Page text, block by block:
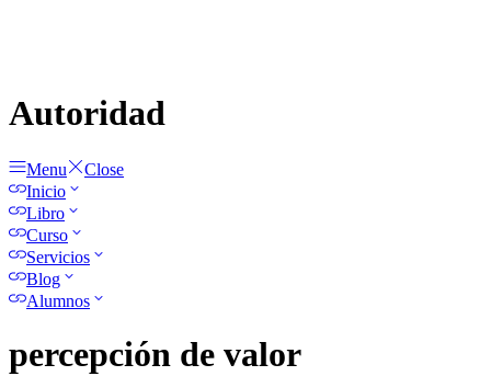
Autoridad
Menu
Close
Inicio
Libro
Curso
Servicios
Blog
Alumnos
percepción de valor